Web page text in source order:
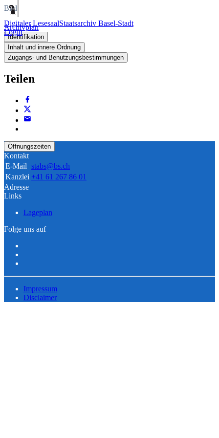
Digitaler LesesaalStaatsarchiv Basel-Stadt
Login
Bild
Archivplan
Identifikation
Inhalt und innere Ordnung
Zugangs- und Benutzungsbestimmungen
Teilen
Öffnungszeiten
Kontakt
E-Mail stabs@bs.ch
Kanzlei +41 61 267 86 01
Adresse
Links
Lageplan
Folge uns auf
Impressum
Disclaimer